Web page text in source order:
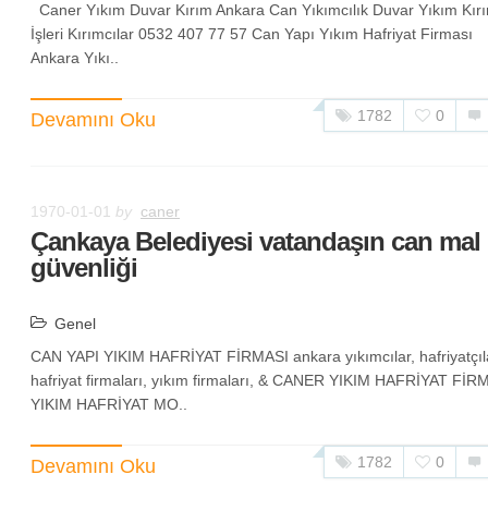
Caner Yıkım Duvar Kırım Ankara Can Yıkımcılık Duvar Yıkım
İşleri Kırımcılar 0532 407 77 57 Can Yapı Yıkım Hafriyat Firması
Ankara Yıkı..
Devamını Oku 1782 0
1970-01-01 by caner
Çankaya Belediyesi vatandaşın can mal
güvenliği
Genel
CAN YAPI YIKIM HAFRİYAT FİRMASI ankara yıkımcılar,
hafriyat firmaları, yıkım firmaları, & CANER YIKIM HAFRİYAT
YIKIM HAFRİYAT MO..
Devamını Oku 1782 0